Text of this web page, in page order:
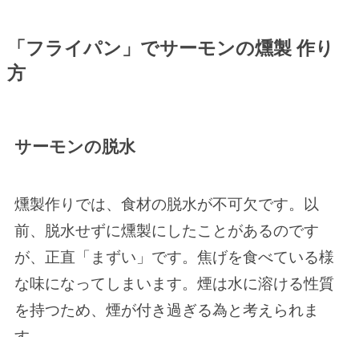
「フライパン」でサーモンの燻製 作り
方
サーモンの脱水
燻製作りでは、食材の脱水が不可欠です。以
前、脱水せずに燻製にしたことがあるのです
が、正直「まずい」です。焦げを食べている様
な味になってしまいます。煙は水に溶ける性質
を持つため、煙が付き過ぎる為と考えられま